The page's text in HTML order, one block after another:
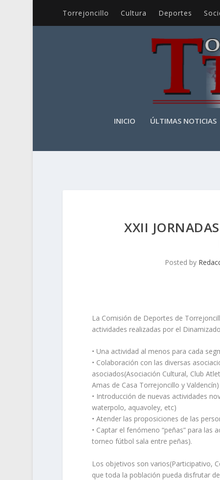
Torrejoncillo Cultura Deportes
INICIO ÚLTIMAS NOTICIAS
XXII
Posted by
La Comisión de Deportes de
actividades realizadas por el
• Una actividad al menos para cada
• Colaboración con las diversas
asociados(Asociación Cultural, Club
Amas de Casa Torrejoncillo y Valdencín)
• Introducción de nuevas actividades
waterpolo, aquavoley, etc)
• Atender las proposiciones de las
• Captar el fenómeno “peñas” para las
torneo fútbol sala entre peñas).
Los objetivos son varios(Participativo,
que toda la población pueda disfrutar